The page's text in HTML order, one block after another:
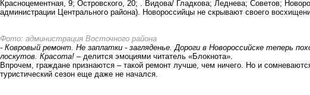
Красноцементная, 9; Островского, 20; . Видова/ Гладкова; Леднева; Советов;
администрации Центрального района). Новороссийцы не скрывают своего
Фото: администрация Восточного района
- Ковровый ремонт. Не заплатки - загляденье. Дороги в Новороссийске теперь
лоскутов. Красота! – делится эмоциями читатель «Блокнота».
Впрочем, граждане признаются – такой ремонт лучше, чем ничего. Но и
туристический сезон еще даже не начался.